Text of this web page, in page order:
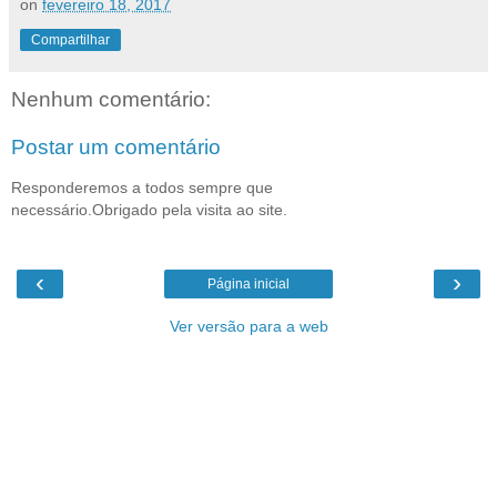
on fevereiro 18, 2017
Compartilhar
Nenhum comentário:
Postar um comentário
Responderemos a todos sempre que
necessário.Obrigado pela visita ao site.
‹ ›
Página inicial
Ver versão para a web